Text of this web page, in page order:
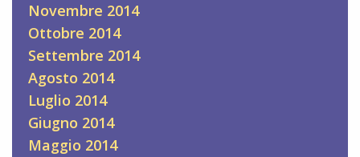
Novembre 2014
Ottobre 2014
Settembre 2014
Agosto 2014
Luglio 2014
Giugno 2014
Maggio 2014